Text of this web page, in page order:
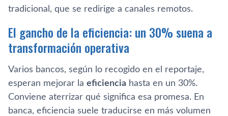
tradicional, que se redirige a canales remotos.
El gancho de la eficiencia: un 30% suena a
transformación operativa
Varios bancos, según lo recogido en el reportaje,
esperan mejorar la eficiencia hasta en un 30%.
Conviene aterrizar qué significa esa promesa. En
banca, eficiencia suele traducirse en más volumen